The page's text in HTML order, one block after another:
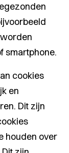
smartphone.
cookies
en
Dit zijn
houden over